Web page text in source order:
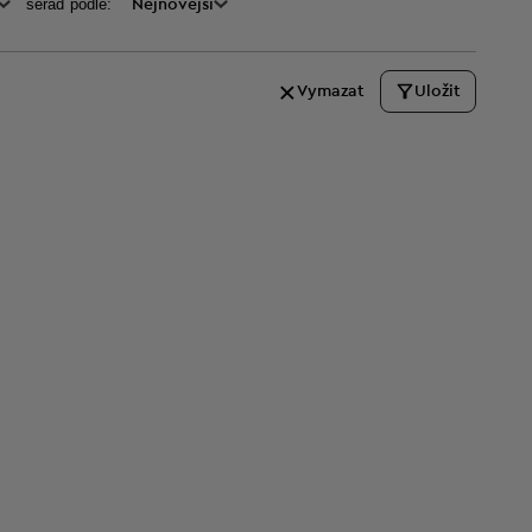
seraď podle: Nejnovější
Vymazat Uložit